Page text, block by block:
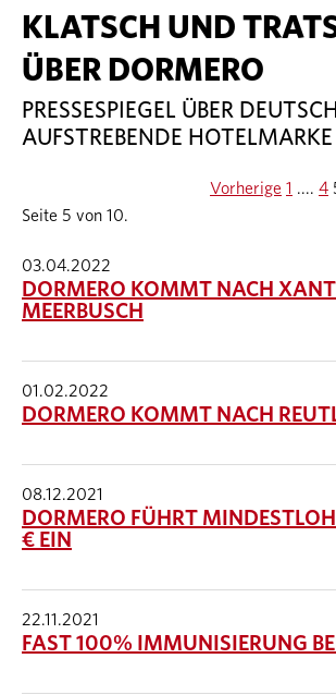
KLATSCH UND
ÜBER DORMERO
PRESSESPIEGEL ÜBER
AUFSTREBENDE HOTELMARKE
Seite 5 von 10.
Vorherige 1 .... 4
03.04.2022
DORMERO KOMMT NACH
MEERBUSCH
01.02.2022
DORMERO KOMMT NACH
08.12.2021
DORMERO FÜHRT
€ EIN
22.11.2021
FAST 100% IMMUNISIERUNG